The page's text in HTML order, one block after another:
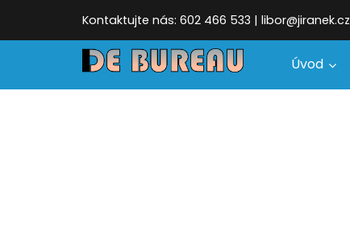
Kontaktujte nás: 602 466 533 | libor@jiranek.cz
Úvod